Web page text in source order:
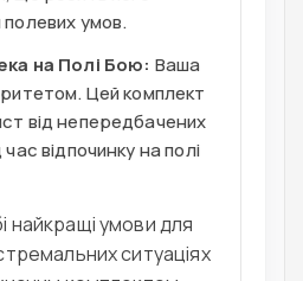
умов.
на Полі Бою: Ваша
Цей комплект
від непередбачених
відпочинку на полі
найкращі умови для
ситуаціях